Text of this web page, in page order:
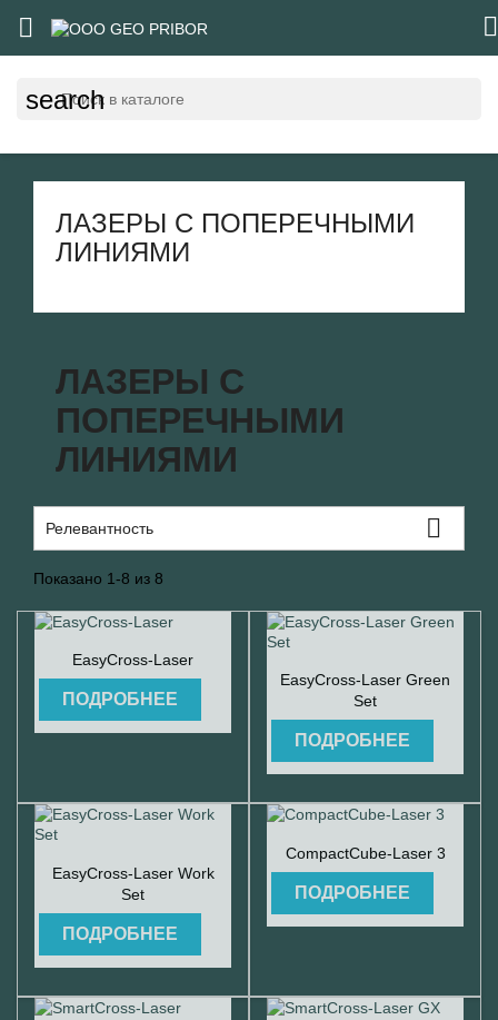
 
search
ЛАЗЕРЫ С ПОПЕРЕЧНЫМИ
ЛИНИЯМИ
ЛАЗЕРЫ С
ПОПЕРЕЧНЫМИ
ЛИНИЯМИ
Релевантность 
Показано 1-8 из 8
Быстрый просмотр
EasyCross-Laser
ПОДРОБНЕЕ
 Быстрый просмотр
EasyCross-Laser Green
Set
ПОДРОБНЕЕ
 Быстрый просмотр
EasyCross-Laser Work
Set
ПОДРОБНЕЕ
 Быстрый просмотр
CompactCube-Laser 3
ПОДРОБНЕЕ